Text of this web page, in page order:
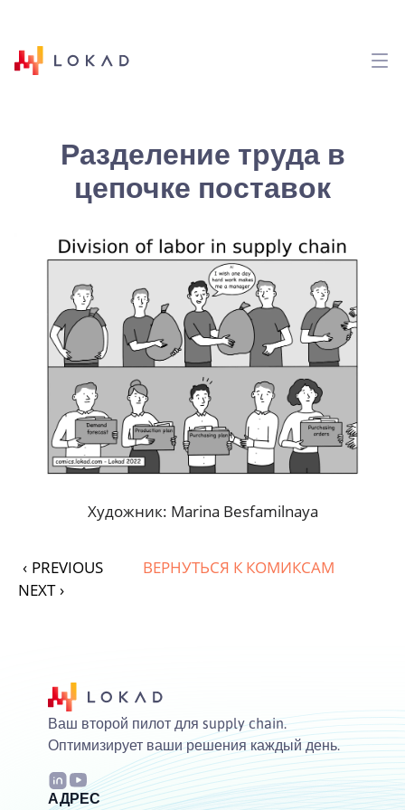
Разделение труда в
цепочке поставок
Художник: Marina Besfamilnaya
‹ PREVIOUS
ВЕРНУТЬСЯ К КОМИКСАМ
NEXT ›
Ваш второй пилот для supply chain.
Оптимизирует ваши решения каждый день.
АДРЕС